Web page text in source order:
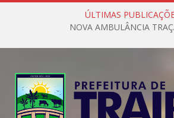
ÚLTIMAS
NOVA AMBULÂNCIA